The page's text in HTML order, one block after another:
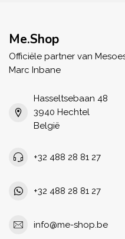
Me.Shop
Officiële partner van
Marc Inbane
Hasseltsebaan 48
3940 Hechtel
België
+32 488 28 81 27
+32 488 28 81 27
info@me-shop.be